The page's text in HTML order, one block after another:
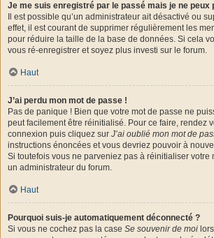
Je me suis enregistré par le passé mais je ne peux
Il est possible qu’un administrateur ait désactivé ou
effet, il est courant de supprimer régulièrement les
pour réduire la taille de la base de données. Si cela
vous ré-enregistrer et soyez plus investi sur le forum.
Haut
J’ai perdu mon mot de passe !
Pas de panique ! Bien que votre mot de passe ne
peut facilement être réinitialisé. Pour ce faire, rendez
connexion puis cliquez sur J’ai oublié mon mot de
instructions énoncées et vous devriez pouvoir à
Si toutefois vous ne parveniez pas à réinitialiser votre
un administrateur du forum.
Haut
Pourquoi suis-je automatiquement déconnecté ?
Si vous ne cochez pas la case Se souvenir de moi